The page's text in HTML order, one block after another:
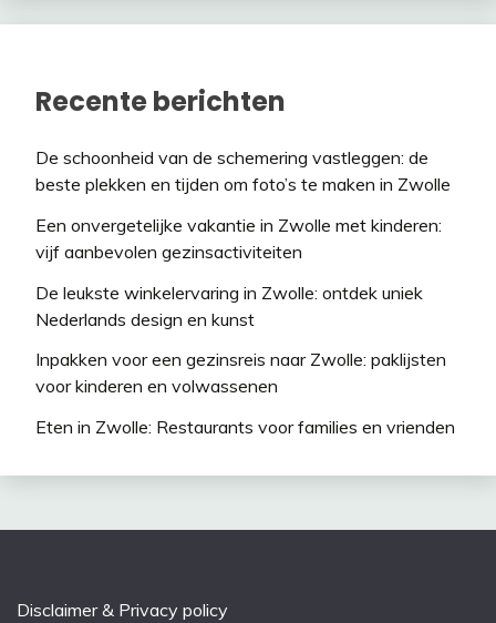
Recente berichten
De schoonheid van de schemering vastleggen: de
beste plekken en tijden om foto’s te maken in Zwolle
Een onvergetelijke vakantie in Zwolle met kinderen:
vijf aanbevolen gezinsactiviteiten
De leukste winkelervaring in Zwolle: ontdek uniek
Nederlands design en kunst
Inpakken voor een gezinsreis naar Zwolle: paklijsten
voor kinderen en volwassenen
Eten in Zwolle: Restaurants voor families en vrienden
Disclaimer & Privacy policy